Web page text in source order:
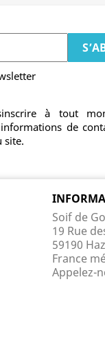
à tout
de
site.
Soif de
19 Rue
59190
France
Appelez-